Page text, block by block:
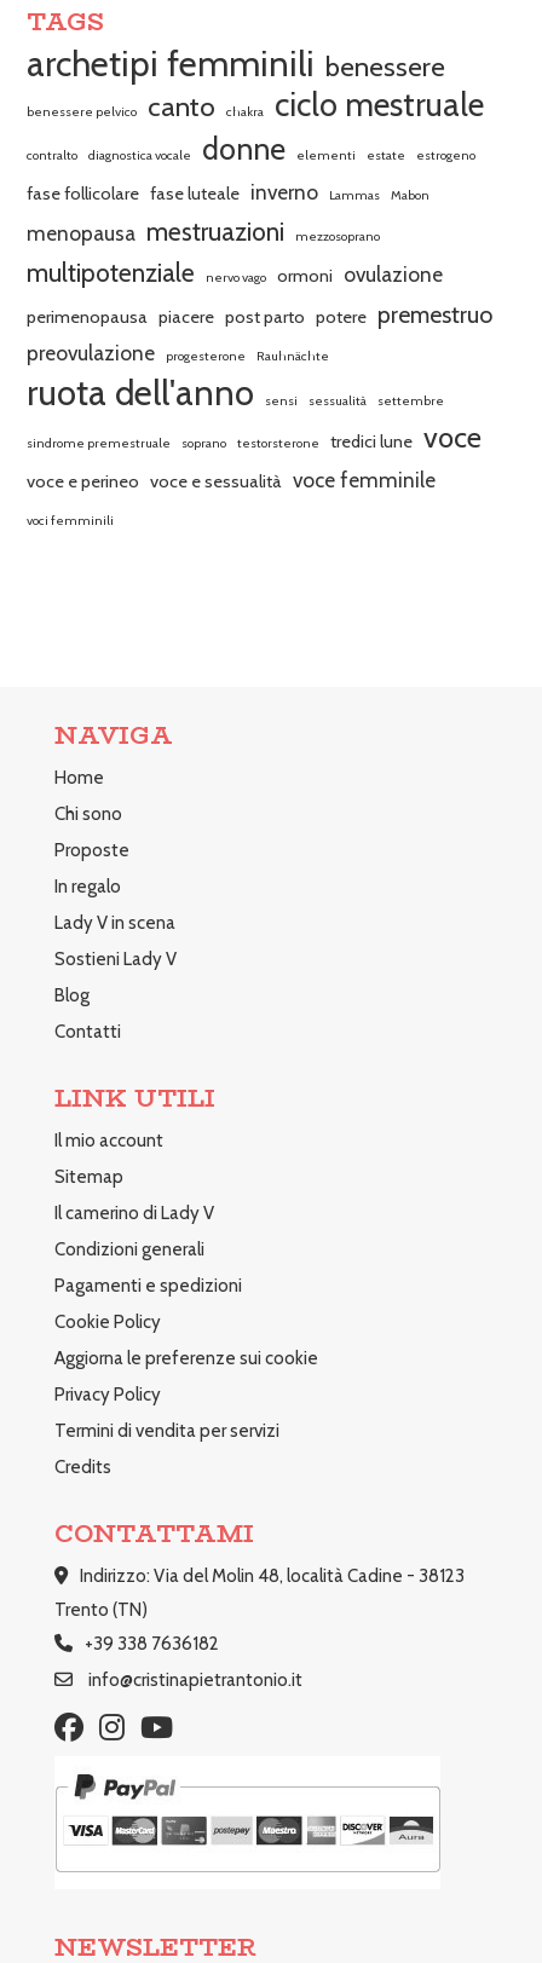
TAGS
archetipi femminili benessere
benessere pelvico canto chakra ciclo mestruale
contralto diagnostica vocale donne elementi estate estrogeno
fase follicolare fase luteale inverno Lammas Mabon
menopausa mestruazioni mezzosoprano
multipotenziale nervo vago ormoni ovulazione
perimenopausa piacere post parto potere premestruo
preovulazione progesterone Rauhnächte
ruota dell'anno sensi sessualità settembre
sindrome premestruale soprano testorsterone tredici lune voce
voce e perineo voce e sessualità voce femminile
voci femminili
NAVIGA
Home
Chi sono
Proposte
In regalo
Lady V in scena
Sostieni Lady V
Blog
Contatti
LINK UTILI
Il mio account
Sitemap
Il camerino di Lady V
Condizioni generali
Pagamenti e spedizioni
Cookie Policy
Aggiorna le preferenze sui cookie
Privacy Policy
Termini di vendita per servizi
Credits
CONTATTAMI
Indirizzo: Via del Molin 48, località Cadine - 38123
Trento (TN)
+39 338 7636182
info@cristinapietrantonio.it
NEWSLETTER